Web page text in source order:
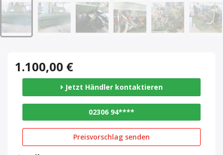
1.100,00 €
Jetzt Händler kontaktieren
02306 94****
Preisvorschlag senden